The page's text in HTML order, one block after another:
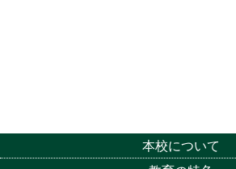
本校について